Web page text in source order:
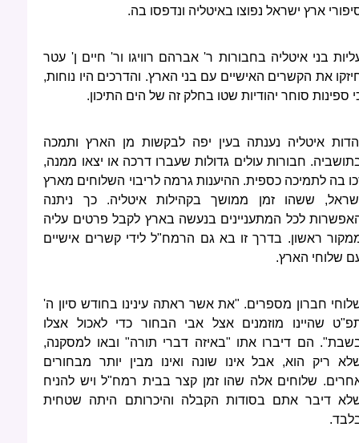
ארץ ישראל נפוצו באיטליה ונדפסו בה.
בני איטליה בחבורות ר' אברהם רוויגו ור' חיים ן' עטר
את הקשרים האישיים עם בני הארץ. והדרכים היו נוחות,
ספינות סוחר יהודיות שטו בחלק זה של הים התיכון.
איטליה נענתה בעין יפה לבקשות מן הארץ ותמכה
חבורות עולים גדולות שעברו דרכה או יצאו ממנה,
בה לתמיכה כספית. ההיענות גרמה לריבוי השלוחים מארץ
ששהו זמן ממושך בקהילות איטליה. כך ניתנה
לכל המתעניינים בנעשה בארץ לקבל פרטים עליה
ראשון. בדרך זו בא גם הרמח"ל לידי קשרים אישיים
שלוחי הארץ.
חברון מספרים. "את אשר ראתה עינינו בחודש סיון ה'
שהיינו מוזמנים אצל אבי הבחור כדי לאכול אצלו
הם דיברו אתו "באיזה דברי תורה" ובאו למסקנה,
ריק הוא, אבל אינו שונה ואינו מבין יותר מבחורים
שלוחים אלה שהו זמן קצר בבית רמח"ל ויש להניח
דיבר אתם בסודות הקבלה והיכרותם היתה שטחית